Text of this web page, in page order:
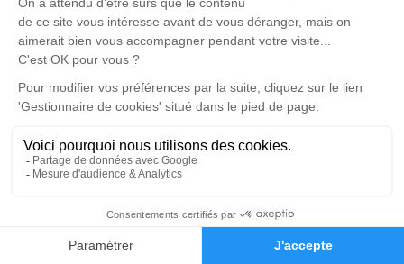
Faire-part Hommages
PUYGAUTHIER.
Un service de plantation d’arbre hommage est
disponible ici
Cérémonie civile
Crematorium de Sainte Eulalie
3 Rue de la Commanderie des Templiers